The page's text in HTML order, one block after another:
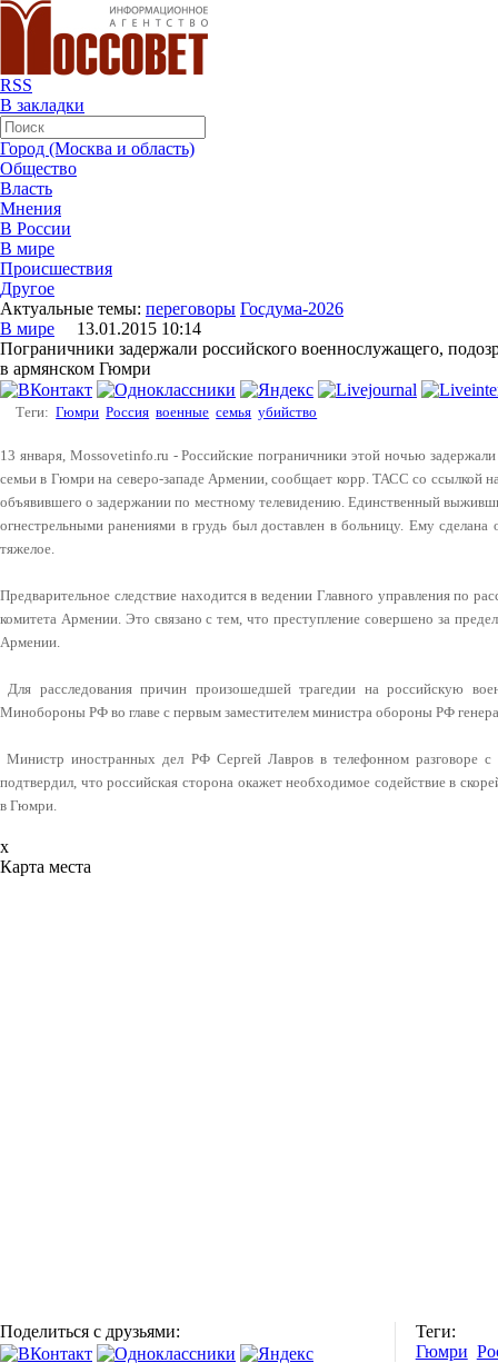
RSS
В закладки
Город (Москва и область)
Общество
Власть
Мнения
В России
В мире
Происшествия
Другое
Актуальные темы: переговоры Госдума-2026
В мире 13.01.2015 10:14
Пограничники задержали российского военнослужащего,
в армянском Гюмри
Теги: Гюмри Россия военные семья убийство
13 января, Mossovetinfo.ru - Российские пограничники этой ночью
семьи в Гюмри на северо-западе Армении, сообщает корр. ТАСС со ссылкой
объявившего о задержании по местному телевидению. Единственный
огнестрельными ранениями в грудь был доставлен в больницу. Ему сделана
тяжелое.
Предварительное следствие находится в ведении Главного управления по
комитета Армении. Это связано с тем, что преступление совершено за
Армении.
Для расследования причин произошедшей трагедии на российскую
Минобороны РФ во главе с первым заместителем министра обороны РФ
Министр иностранных дел РФ Сергей Лавров в телефонном разговоре с
подтвердил, что российская сторона окажет необходимое содействие в
в Гюмри.
x
Карта места
Поделиться с друзьями:
Теги:
Гюмри